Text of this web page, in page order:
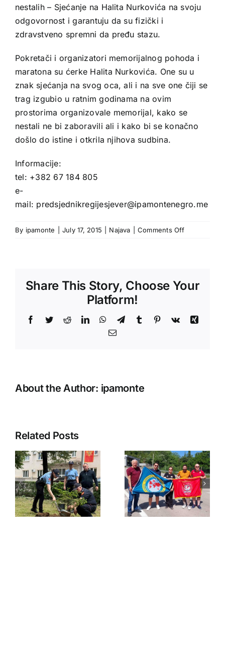
nestalih – Sjećanje na Halita Nurkovića na svoju
odgovornost i garantuju da su fizički i
zdravstveno spremni da pređu stazu.
Pokretači i organizatori memorijalnog pohoda i
maratona su ćerke Halita Nurkovića. One su u
znak sjećanja na svog oca, ali i na sve one čiji se
trag izgubio u ratnim godinama na ovim
prostorima organizovale memorijal, kako se
nestali ne bi zaboravili ali i kako bi se konačno
došlo do istine i otkrila njihova sudbina.
Informacije:
tel: +382 67 184 805
e-
mail: predsjednikregijesjever@ipamontenegro.me
By ipamonte July 17, 2015 Najava Comments Offon
Sjever
memorijalni
Share This Story, Choose Your
Platform!
Facebook
TwitterRedditLinkedInWhatsApp
TelegramTumblr Pinterest
Vk
Xing
Email
About the Author: ipamonte
Related Posts
druženje-
najava